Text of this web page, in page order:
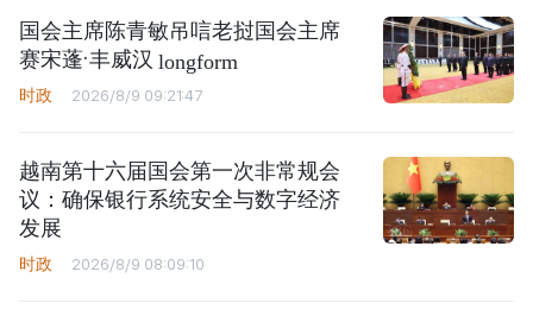
国会主席陈青敏吊唁老挝国会主席
赛宋蓬·丰威汉 longform
时政 2026/8/9 09:21:47
越南第十六届国会第一次非常规会
议：确保银行系统安全与数字经济
发展
时政 2026/8/9 08:09:10